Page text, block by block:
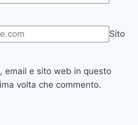
Sito
email e sito web in questo
volta che commento.